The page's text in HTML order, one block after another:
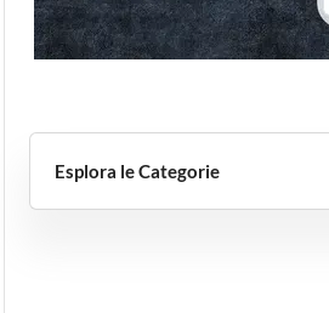
Esplora le Categorie